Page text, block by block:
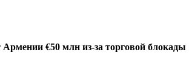
€50 млн из-за торговой блокады